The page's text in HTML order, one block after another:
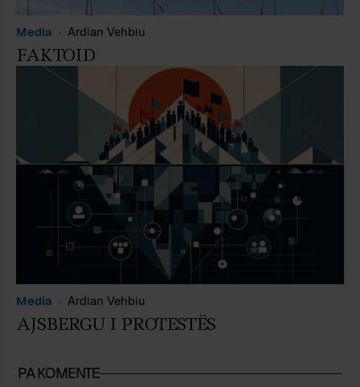
Media Ardian Vehbiu
FAKTOID
Media Ardian Vehbiu
AJSBERGU I PROTESTËS
PA KOMENTE